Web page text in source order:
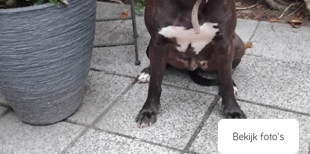
Bekijk foto's